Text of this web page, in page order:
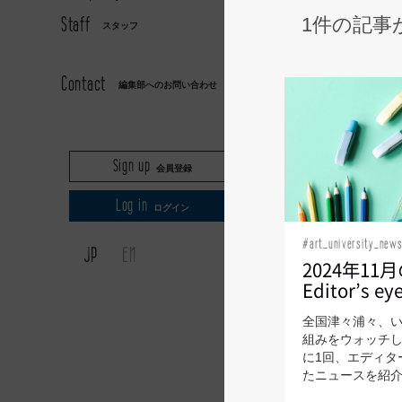
Staff
スタッフ
Contact 編集部へのお問い合わせ
Sign up 会員登録
Log in ログイン
JP
AXIS
1件の記事
#art_university_news
2024年11
Editor’s
全国津々浦々、
組みをウォッチ
に1回、エディ
たニュースを紹